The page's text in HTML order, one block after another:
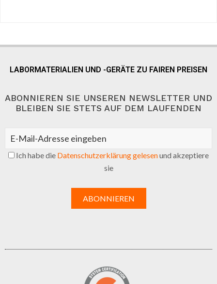
LABORMATERIALIEN UND -GERÄTE ZU FAIREN PREISEN
ABONNIEREN SIE UNSEREN NEWSLETTER UND
BLEIBEN SIE STETS AUF DEM LAUFENDEN
Ich habe die Datenschutzerklärung gelesenund akzeptiere
sie